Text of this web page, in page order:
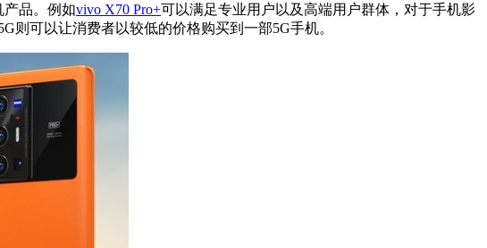
品。例如vivo X70 Pro+可以满足专业用户以及高端用户群体，对于手机影
则可以让消费者以较低的价格购买到一部5G手机。